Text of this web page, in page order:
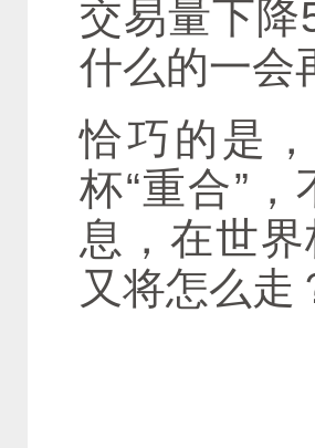
交易量下降
什么的一会
恰巧的是
杯“重合”
息，在世
又将怎么走